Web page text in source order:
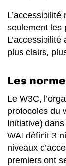
seulement les
plus clairs,
Les
Le W3C,
protocoles du
Initiative) dans
WAI définit 3
niveaux
premiers ont